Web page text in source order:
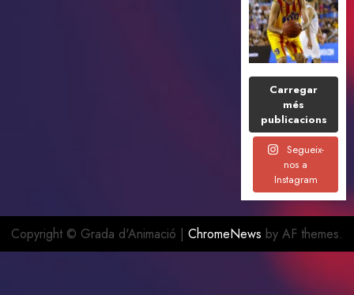
Carregar
més
publicacions
Segueix-
nos a
Instagram
Copyright © Grada d'Animació | ChromeNews by AF themes.